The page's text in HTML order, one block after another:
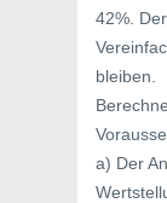
42%.
bleiben.
a) Der